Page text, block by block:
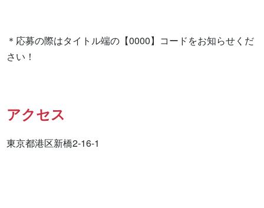
＊応募の際はタイトル端の【0000】コードをお知らせくだ
さい！
アクセス
東京都港区新橋2-16-1